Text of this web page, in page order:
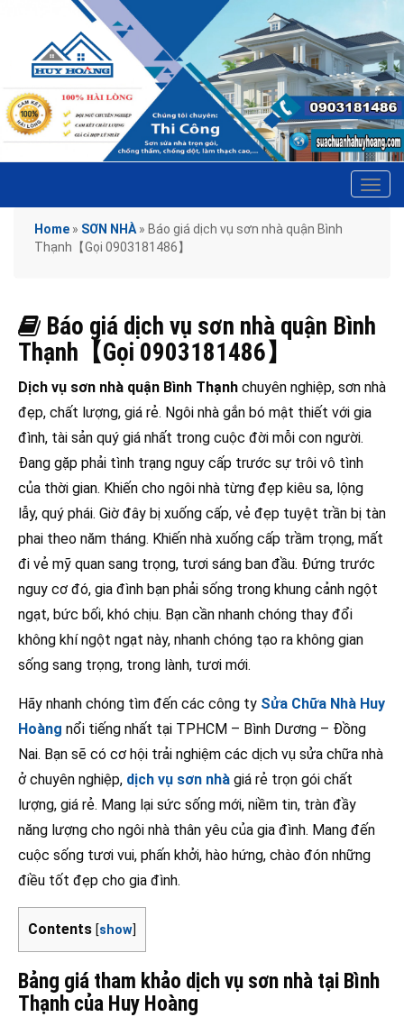
Home » SƠN NHÀ » Báo giá dịch vụ sơn nhà quận Bình
Thạnh【Gọi 0903181486】
Báo giá dịch vụ sơn nhà quận Bình
Thạnh【Gọi 0903181486】
Dịch vụ sơn nhà quận Bình Thạnh chuyên nghiệp, sơn nhà
đẹp, chất lượng, giá rẻ. Ngôi nhà gắn bó mật thiết với gia
đình, tài sản quý giá nhất trong cuộc đời mỗi con người.
Đang gặp phải tình trạng nguy cấp trước sự trôi vô tình
của thời gian. Khiến cho ngôi nhà từng đẹp kiêu sa, lộng
lẫy, quý phái. Giờ đây bị xuống cấp, vẻ đẹp tuyệt trần bị tàn
phai theo năm tháng. Khiến nhà xuống cấp trầm trọng, mất
đi vẻ mỹ quan sang trọng, tươi sáng ban đầu. Đứng trước
nguy cơ đó, gia đình bạn phải sống trong khung cảnh ngột
ngạt, bức bối, khó chịu. Bạn cần nhanh chóng thay đổi
không khí ngột ngạt này, nhanh chóng tạo ra không gian
sống sang trọng, trong lành, tươi mới.
Hãy nhanh chóng tìm đến các công ty Sửa Chữa Nhà Huy
Hoàng nổi tiếng nhất tại TPHCM – Bình Dương – Đồng
Nai. Bạn sẽ có cơ hội trải nghiệm các dịch vụ sửa chữa nhà
ở chuyên nghiệp, dịch vụ sơn nhà giá rẻ trọn gói chất
lượng, giá rẻ. Mang lại sức sống mới, niềm tin, tràn đầy
năng lượng cho ngôi nhà thân yêu của gia đình. Mang đến
cuộc sống tươi vui, phấn khởi, hào hứng, chào đón những
điều tốt đẹp cho gia đình.
Contents [show]
Bảng giá tham khảo dịch vụ sơn nhà tại Bình
Thạnh của Huy Hoàng